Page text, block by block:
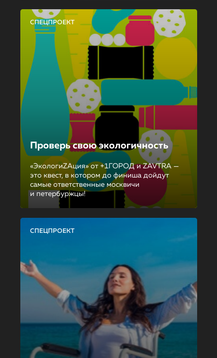
СПЕЦПРОЕКТ
Проверь свою экологичность
«ЭкологиZAция» от +1ГОРОД и ZAVTRA —
это квест, в котором до финиша дойдут
самые ответственные москвичи
и петербуржцы!
СПЕЦПРОЕКТ